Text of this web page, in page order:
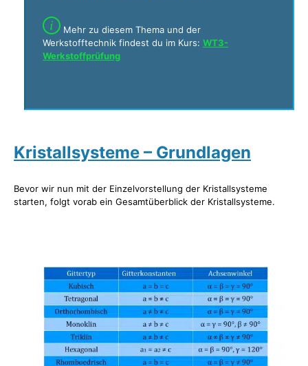
Mehr zu diesem Thema und der
Werkstofftechnik findest du im Kurs: WT3-
Werkstoffprüfung
Kristallsysteme – Grundlagen
Bevor wir nun mit der Einzelvorstellung der Kristallsysteme
starten, folgt vorab ein Gesamtüberblick der Kristallsysteme.